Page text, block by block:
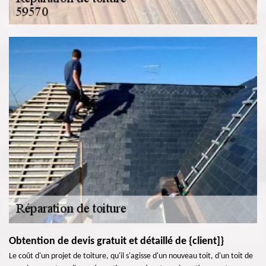
Obtention de devis gratuit et détaillé de {client]}
Le coût d'un projet de toiture, qu'il s'agisse d'un nouveau toit, d'un toit de